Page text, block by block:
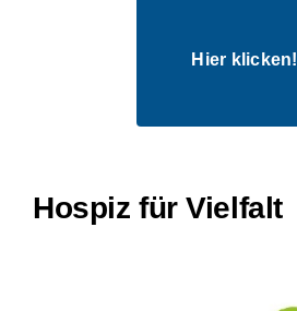
Hier klicken!
Hospiz für Vielfalt